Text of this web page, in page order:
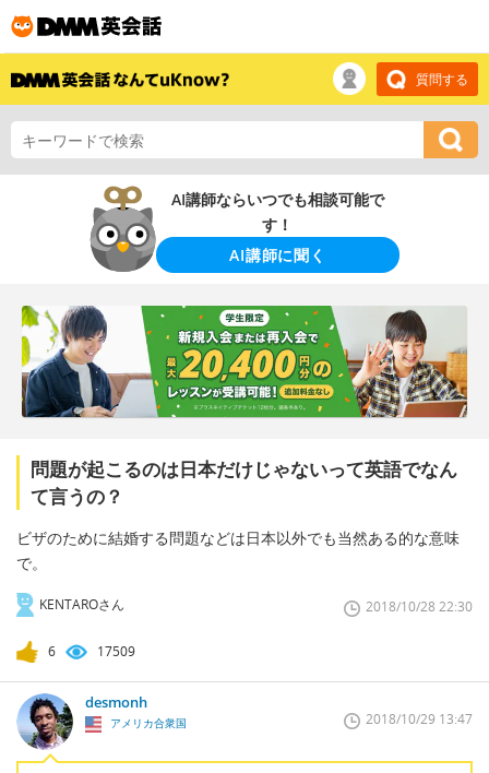
質問する
AI講師ならいつでも相談可能で
す！
AI講師に聞く
問題が起こるのは日本だけじゃないって英語でなん
て言うの？
ビザのために結婚する問題などは日本以外でも当然ある的な意味
で。
KENTAROさん 2018/10/28 22:30
6 17509
desmonh
アメリカ合衆国 2018/10/29 13:47